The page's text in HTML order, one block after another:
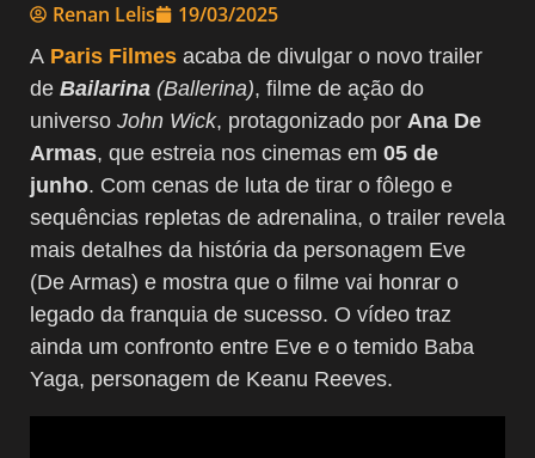
Renan Lelis 19/03/2025
A Paris Filmes acaba de divulgar o novo trailer
de Bailarina (Ballerina), filme de ação do
universo John Wick, protagonizado por Ana De
Armas, que estreia nos cinemas em 05 de
junho. Com cenas de luta de tirar o fôlego e
sequências repletas de adrenalina, o trailer revela
mais detalhes da história da personagem Eve
(De Armas) e mostra que o filme vai honrar o
legado da franquia de sucesso. O vídeo traz
ainda um confronto entre Eve e o temido Baba
Yaga, personagem de Keanu Reeves.